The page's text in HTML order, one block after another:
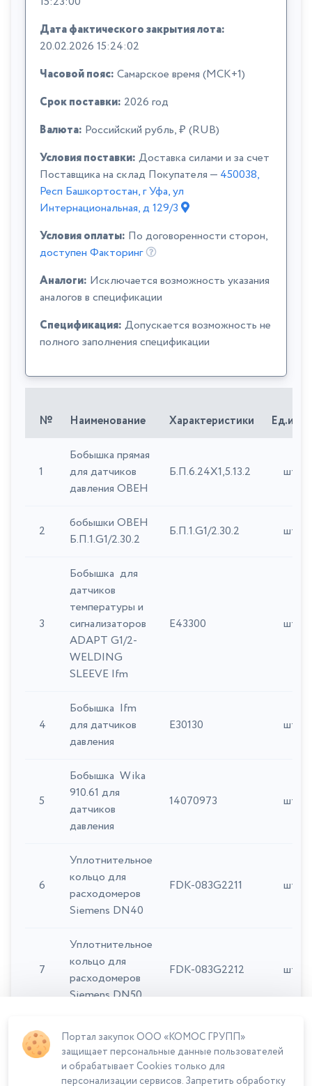
Дата фактического закрытия лота:
20.02.2026 15:24:02
Часовой пояс: Самарское время (МСК+1)
Срок поставки: 2026 год
Валюта: Российский рубль, ₽ (RUB)
Условия поставки: Доставка силами и за счет
Поставщика на склад Покупателя — 450038,
Респ Башкортостан, г Уфа, ул
Интернациональная, д 129/3
Условия оплаты: По договоренности сторон,
доступен Факторинг
Аналоги: Исключается возможность указания
аналогов в спецификации
Спецификация: Допускается возможность не
полного заполнения спецификации
№ Наименование Характеристики Ед.изм.
1
Бобышка прямая
для датчиков
давления ОВЕН
Б.П.6.24Х1,5.13.2 шт
2
бобышки ОВЕН
Б.П.1.G1/2.30.2
Б.П.1.G1/2.30.2 шт
3
Бобышка для
датчиков
температуры и
сигнализаторов
ADAPT G1/2-
WELDING
SLEEVE Ifm
E43300 шт
4
Бобышка Ifm
для датчиков
давления
E30130 шт
5
Бобышка Wika
910.61 для
датчиков
давления
14070973 шт
6
Уплотнительное
кольцо для
расходомеров
Siemens DN40
FDK-083G2211 шт
7
Уплотнительное
кольцо для
расходомеров
Siemens DN50
FDK-083G2212 шт
8
Уплотнительное
кольцо для
расходомеров
Siemens DN60
FDK-083G2213
Портал закупок ООО «КОМОС ГРУПП»
защищает персональные данные пользователей
и обрабатывает Cookies только для
персонализации сервисов. Запретить обработку